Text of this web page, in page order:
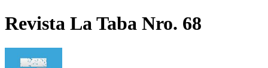
Revista La Taba Nro. 68